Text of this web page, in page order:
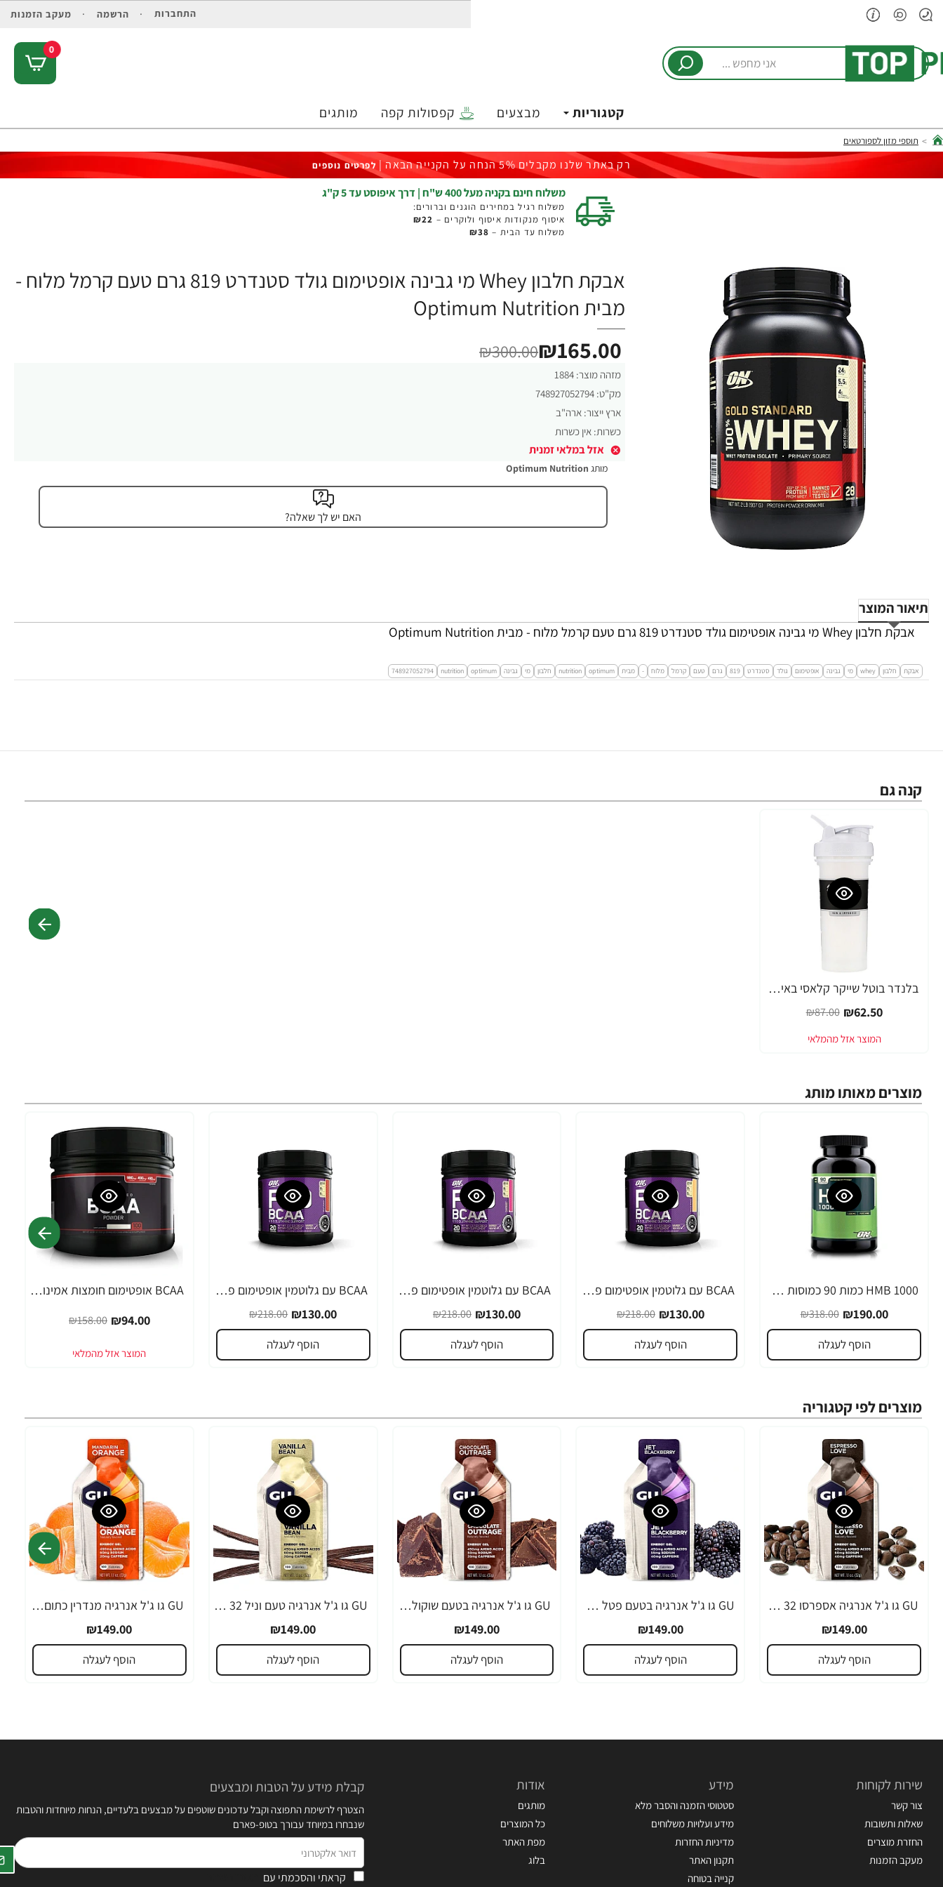
התחברות הרשמה מעקב הזמנות
מחפש
0
קטגוריות מבצעים קפסולות קפה מותגים
home
תוספי מזון לספורטאים
רק באתר שלנו מקבלים 5% הנחה על הקנייה הבאה | לפרטים נוספים
משלוח חינם בקניה מעל 400 ש"ח | דרך איפוסט עד 5 ק"ג
משלוח רגיל במחירים הוגנים וברורים:
איסוף מנקודות איסוף ולוקרים – ₪22
משלוח עד הבית – ₪38
-45%
אבקת חלבון Whey מי גבינה אופטימום גולד סטנדרט 819 גרם טעם קרמל מלוח -
מבית Optimum Nutrition
מזהה מוצר: 1884
מק"ט: 748927052794
ארץ ייצור: ארה"ב
כשרות: אין כשרות
אזל במלאי זמנית
₪165.00
₪300.00
מותג Optimum Nutrition
האם יש לך שאלה?
תיאור המוצר
אבקת חלבון Whey מי גבינה אופטימום גולד סטנדרט 819 גרם טעם קרמל מלוח - מבית Optimum Nutrition
אבקת חלבון whey מי גבינה אופטימום גולד סטנדרט 819 גרם טעם קרמל מלוח - מבית optimum
nutrition חלבון מי גבינה optimum
nutrition
748927052794
קנה גם
-28%
בלנדר בוטל שייקר קלאסי באיכות גבוהה כדורים עם קפיץ - צבע לבן - 828 מ"ל - Blender Bottle
₪62.50
₪87.00
מוצרים מאותו מותג
-40%
1000 HMB כמות 90 כמוסות מבית Optimum Nutrition
₪190.00
₪318.00
הוסף לעגלה
-40%
BCAA עם גלוטמין אופטימום פרו סירייס טעם אפרסק מנגו 390 גרם - מבית Optimum Nutrition
₪130.00
₪218.00
הוסף לעגלה
-40%
BCAA עם גלוטמין אופטימום פרו סירייס טעם לימונדה פטל 390 גרם - מבית Optimum Nutrition
₪130.00
₪218.00
הוסף לעגלה
-40%
BCAA עם גלוטמין אופטימום פרו סירייס טעם פונץ פירות 390 גרם - מבית Optimum Nutrition
₪130.00
₪218.00
הוסף לעגלה
-41%
BCAA אופטימום חומצות אמינו 3000 ללא טעם 300 גרם - מבית Optimum Nutrition
₪94.00
₪158.00
מוצרים לפי קטגוריה
GU גו ג'ל אנרגיה אספרסו 32 גרם - 24 יחידות
₪149.00
הוסף לעגלה
GU גו ג'ל אנרגיה בטעם פטל שחור 32 גרם - 24 יחידות
₪149.00
הוסף לעגלה
GU גו ג'ל אנרגיה בטעם שוקולד 32 גרם - 24 יחידות
₪149.00
הוסף לעגלה
GU גו ג'ל אנרגיה טעם וניל 32 גרם - 24 יחידות
₪149.00
הוסף לעגלה
GU גו ג'ל אנרגיה מנדרין כתום 32 גרם - 24 יחידות
₪149.00
הוסף לעגלה
שירות לקוחות
צור קשר
שאלות ותשובות
החזרת מוצרים
מעקב הזמנות
מידע
סטטוסי הזמנה והסבר מלא
מידע ועלויות משלוחים
מדיניות החזרות
תקנון האתר
קנייה בטוחה
אודות
מותגים
כל המוצרים
מפת האתר
בלוג
קבלת מידע על הטבות ומבצעים
הצטרף לרשימת התפוצה וקבל עדכונים שוטפים על מבצעים בלעדיים, הנחות מיוחדות והטבות
שנבחרו במיוחד עבורך בטופ-פארם
אלקטרוני
קראתי והסכמתי עם